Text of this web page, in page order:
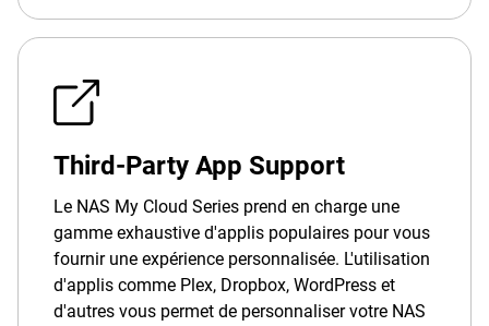
Third-Party App Support
Le NAS My Cloud Series prend en charge une
gamme exhaustive d'applis populaires pour vous
fournir une expérience personnalisée. L'utilisation
d'applis comme Plex, Dropbox, WordPress et
d'autres vous permet de personnaliser votre NAS